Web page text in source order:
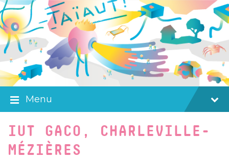
Skip
to
content
Skip
to
main
navigation
Skip
to
footer
Menu
IUT GACO, CHARLEVILLE-
MÉZIÈRES